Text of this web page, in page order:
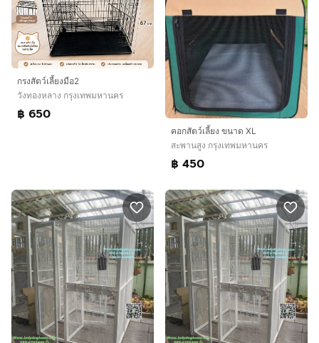
กรงสัตว์เลี้ยงมือ2
วังทองหลาง กรุงเทพมหานคร
฿ 650
คอกสัตว์เลี้ยง ขนาด XL
สะพานสูง กรุงเทพมหานคร
฿ 450